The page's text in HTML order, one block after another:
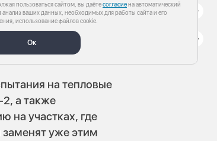
пользоваться сайтом, вы даётесогласиена автоматический
анализ ваших данных, необходимых для работы сайта и его
использование файлов cookie.
Ок
на
на тепловые
а также
на участках, где
уже этим